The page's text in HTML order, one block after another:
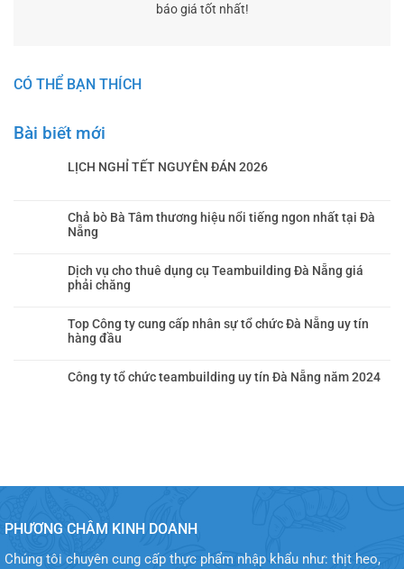
báo giá tốt nhất!
CÓ THỂ BẠN THÍCH
Bài biết mới
LỊCH NGHỈ TẾT NGUYÊN ĐÁN 2026
Chả bò Bà Tâm thương hiệu nổi tiếng ngon nhất tại Đà
Nẵng
Dịch vụ cho thuê dụng cụ Teambuilding Đà Nẵng giá
phải chăng
Top Công ty cung cấp nhân sự tổ chức Đà Nẵng uy tín
hàng đầu
Công ty tổ chức teambuilding uy tín Đà Nẵng năm 2024
PHƯƠNG CHÂM KINH DOANH
Chúng tôi chuyên cung cấp thực phẩm nhập khẩu như: thịt heo,